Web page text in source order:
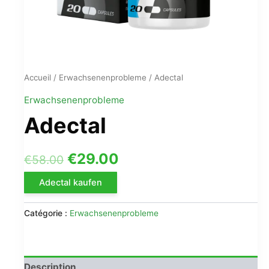
Accueil / Erwachsenenprobleme / Adectal
Erwachsenenprobleme
Adectal
€58.00 Le
prix
initial
était :
€29.00
actuel
est :
Adectal kaufen
Catégorie : Erwachsenenprobleme